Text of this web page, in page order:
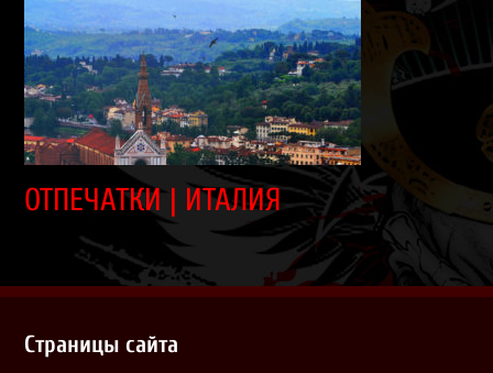
ОТПЕЧАТКИ | ИТАЛИЯ
Страницы сайта